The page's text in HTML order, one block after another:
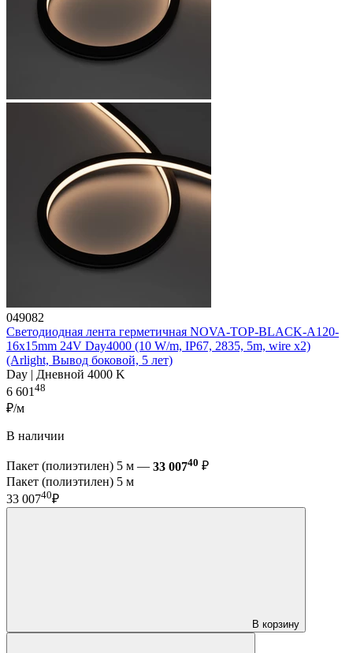
049082
Светодиодная лента герметичная NOVA-TOP-BLACK-A120-
16x15mm 24V Day4000 (10 W/m, IP67, 2835, 5m, wire x2)
(Arlight, Вывод боковой, 5 лет)
Day | Дневной 4000 K
6 60148
₽/м
В наличии
Пакет (полиэтилен) 5 м — 33 00740 ₽
Пакет (полиэтилен) 5 м
33 00740₽
В корзину